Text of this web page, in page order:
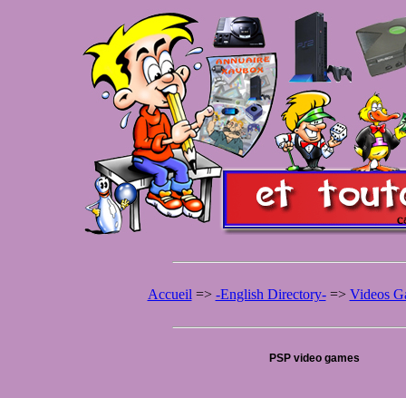
Accueil => -English Directory-=> Videos
PSP video games